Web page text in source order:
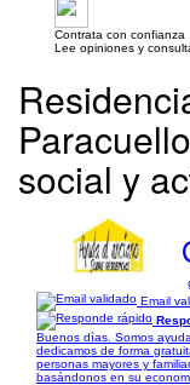
Contrata con confianza
Lee opiniones y
social y
Email
Buenos días. Somos
dedicamos de forma
personas mayores y
basándonos en su